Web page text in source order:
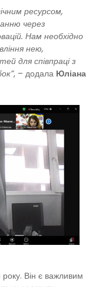
ресурсом,
через
Нам необхідно
нею,
для співпраці з
, – додала Юліана
Він є важливим